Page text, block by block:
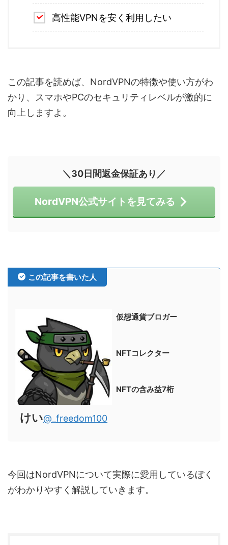
高性能VPNを安く利用したい
この記事を読めば、NordVPNの特徴や使い方がわ
かり、スマホやPCのセキュリティレベルが激的に
向上しますよ。
＼30日間返金保証あり／
NordVPN公式サイトを見てみる
この記事を書いた人
けい@_freedom100
仮想通貨ブロガー
NFTコレクター
NFTの含み益7桁
今回はNordVPNについて実際に愛用しているぼく
がわかりやすく解説していきます。